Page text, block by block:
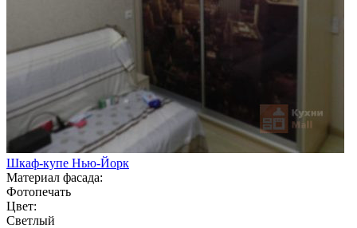
Шкаф-купе Нью-Йорк
Материал фасада:
Фотопечать
Цвет:
Светлый